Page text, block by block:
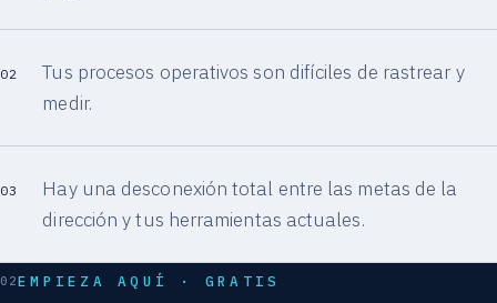
02
Tus procesos operativos son difíciles de rastrear y
medir.
03
Hay una desconexión total entre las metas de la
dirección y tus herramientas actuales.
EMPIEZA AQUÍ · GRATIS